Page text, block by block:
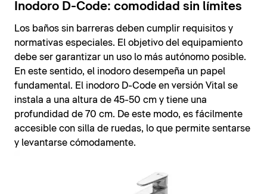
Inodoro D-Code: comodidad sin límites
Los baños sin barreras deben cumplir requisitos y
normativas especiales. El objetivo del equipamiento
debe ser garantizar un uso lo más autónomo posible.
En este sentido, el inodoro desempeña un papel
fundamental. El inodoro D-Code en versión Vital se
instala a una altura de 45-50 cm y tiene una
profundidad de 70 cm. De este modo, es fácilmente
accesible con silla de ruedas, lo que permite sentarse
y levantarse cómodamente.